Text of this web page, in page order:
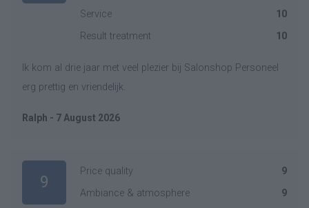
Service
10
Result treatment
10
Ik kom al drie jaar met veel plezier bij Salonshop Personeel
erg prettig en vriendelijk.
Ralph - 7 August 2026
9
Price quality
9
Ambiance & atmosphere
9